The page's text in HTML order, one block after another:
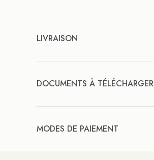
LIVRAISON
DOCUMENTS À TÉLÉCHARGER
MODES DE PAIEMENT